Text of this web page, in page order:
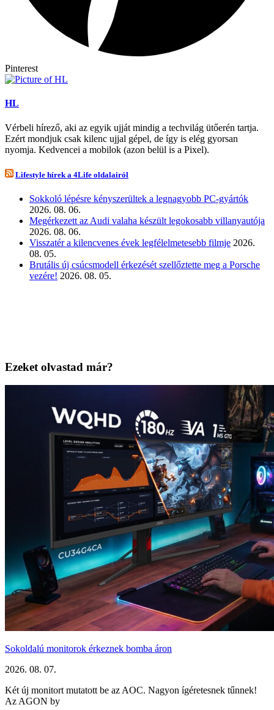
Pinterest
HL
Vérbeli hírező, aki az egyik ujját mindig a techvilág ütőerén tartja.
Ezért mondjuk csak kilenc ujjal gépel, de így is elég gyorsan
nyomja. Kedvencei a mobilok (azon belül is a Pixel).
Lifestyle hírek a 4Life oldalairól
Sokkoló lépésre kényszerültek a legnagyobb PC-gyártók
2026. 08. 06.
Megérkezett az Audi valaha készült legokosabb villanyautója
2026. 08. 06.
Visszatér a kilencvenes évek legfélelmetesebb filmje 2026.
08. 05.
Brutális új csúcsmodell érkezését szellőztette meg a Porsche
vezére! 2026. 08. 05.
Ezeket olvastad már?
Sokoldalú monitorok érkeznek bomba áron
2026. 08. 07.
Két új monitort mutatott be az AOC. Nagyon ígéretesnek tűnnek!
Az AGON by